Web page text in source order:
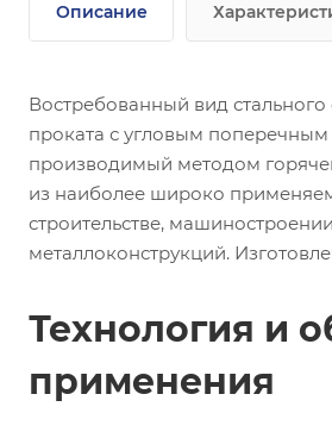
Описание
Востребованный вид
проката с угловым
производимый методом
из наиболее широко
строительстве,
металлоконструкций.
Технология и
применения